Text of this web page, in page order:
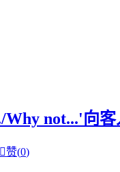
Why not...'向
赞(0)